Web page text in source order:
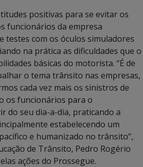
positivas para se evitar os
funcionários da empresa
testes com os óculos simuladores
na prática as dificuldades que o
básicas do motorista. “É de
o tema trânsito nas empresas,
cada vez mais os sinistros de
os funcionários para o
do seu dia-a-dia, praticando a
estabelecendo um
e humanizado no trânsito”,
de Trânsito, Pedro Rogério
ações do Prossegue.